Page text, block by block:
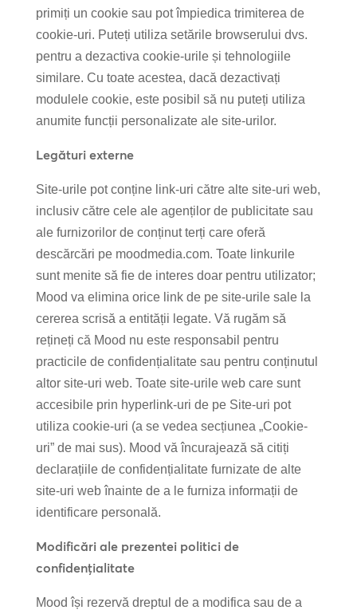
primiți un cookie sau pot împiedica trimiterea de
cookie-uri. Puteți utiliza setările browserului dvs.
pentru a dezactiva cookie-urile și tehnologiile
similare. Cu toate acestea, dacă dezactivați
modulele cookie, este posibil să nu puteți utiliza
anumite funcții personalizate ale site-urilor.
Legături externe
Site-urile pot conține link-uri către alte site-uri web,
inclusiv către cele ale agenților de publicitate sau
ale furnizorilor de conținut terți care oferă
descărcări pe moodmedia.com. Toate linkurile
sunt menite să fie de interes doar pentru utilizator;
Mood va elimina orice link de pe site-urile sale la
cererea scrisă a entității legate. Vă rugăm să
rețineți că Mood nu este responsabil pentru
practicile de confidențialitate sau pentru conținutul
altor site-uri web. Toate site-urile web care sunt
accesibile prin hyperlink-uri de pe Site-uri pot
utiliza cookie-uri (a se vedea secțiunea „Cookie-
uri” de mai sus). Mood vă încurajează să citiți
declarațiile de confidențialitate furnizate de alte
site-uri web înainte de a le furniza informații de
identificare personală.
Modificări ale prezentei politici de
confidențialitate
Mood își rezervă dreptul de a modifica sau de a